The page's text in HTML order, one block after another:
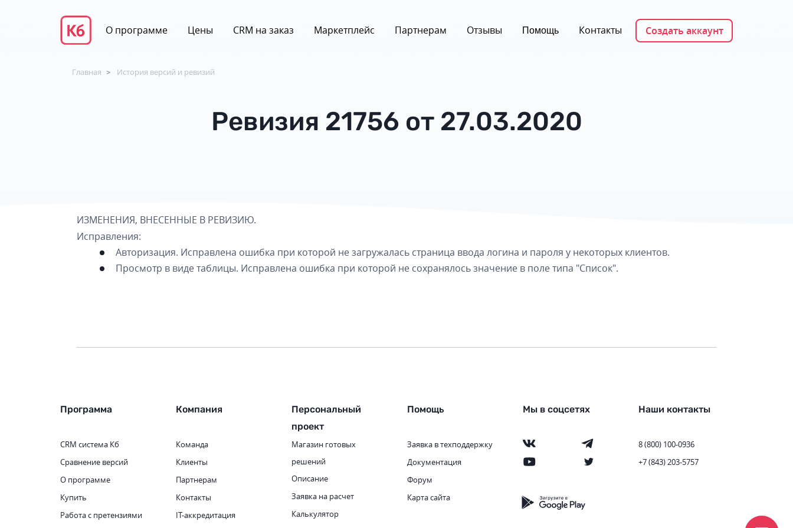
О программе Цены CRM на заказ Маркетплейс Партнерам Отзывы Помощь Контакты Создать аккаунт
Главная > История версий и ревизий
Ревизия 21756 от 27.03.2020
ИЗМЕНЕНИЯ, ВНЕСЕННЫЕ В РЕВИЗИЮ.
Исправления:
Авторизация. Исправлена ошибка при которой не загружалась страница ввода логина и пароля у некоторых клиентов.
Просмотр в виде таблицы. Исправлена ошибка при которой не сохранялось значение в поле типа "Список".
Программа
CRM система Кб
Сравнение версий
О программе
Купить
Работа с претензиями
Компания
Команда
Клиенты
Партнерам
Контакты
IT-аккредитация
Персональный
проект
Магазин готовых
решений
Описание
Заявка на расчет
Калькулятор
Помощь
Заявка в техподдержку
Документация
Форум
Карта сайта
Мы в соцсетях Наши контакты
8 (800) 100-0936
+7 (843) 203-5757